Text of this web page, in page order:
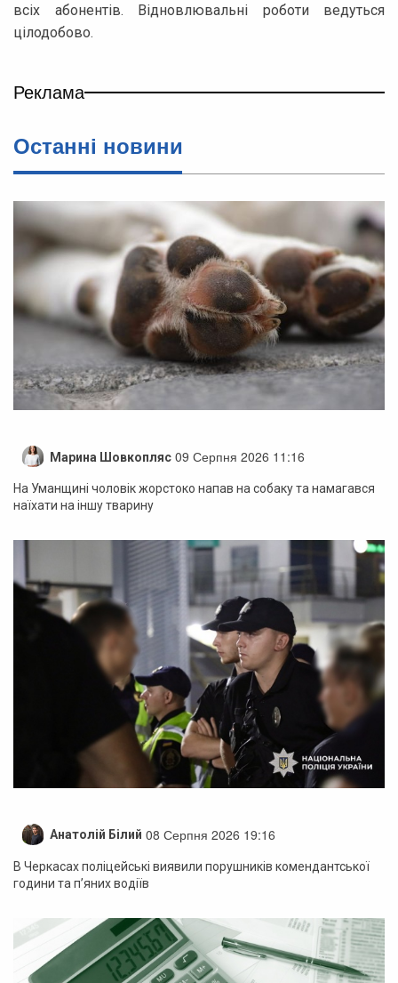
всіх абонентів. Відновлювальні роботи ведуться
цілодобово.
Реклама
Останні новини
Марина Шовкопляс 09 Серпня 2026 11:16
На Уманщині чоловік жорстоко напав на собаку та намагався
наїхати на іншу тварину
Анатолій Білий 08 Серпня 2026 19:16
В Черкасах поліцейські виявили порушників комендантської
години та п’яних водіїв